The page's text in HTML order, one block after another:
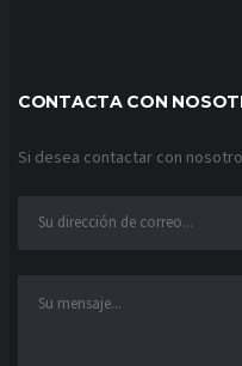
CONTACTA CON
Si desea contactar con